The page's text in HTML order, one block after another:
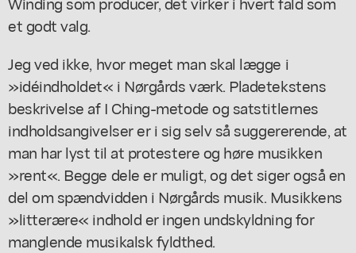
et godt valg.
Jeg ved ikke, hvor meget man skal lægge i
»idéindholdet« i Nørgårds værk. Pladetekstens
beskrivelse af I Ching-metode og satstitlernes
indholdsangivelser er i sig selv så suggererende, at
man har lyst til at protestere og høre musikken
»rent«. Begge dele er muligt, og det siger også en
del om spændvidden i Nørgårds musik. Musikkens
»litterære« indhold er ingen undskyldning for
manglende musikalsk fyldthed.